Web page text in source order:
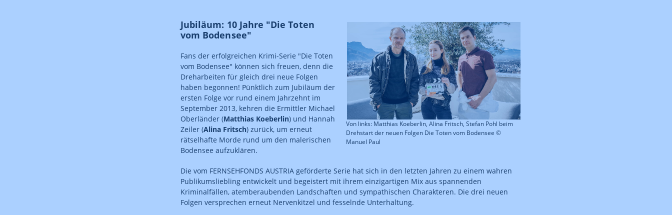
Von links: Matthias Koeberlin, Alina Fritsch, Stefan Pohl beim
Drehstart der neuen Folgen Die Toten vom Bodensee ©
Manuel Paul
Jubiläum: 10 Jahre "Die Toten
vom Bodensee"
Fans der erfolgreichen Krimi-Serie "Die Toten
vom Bodensee" können sich freuen, denn die
Dreharbeiten für gleich drei neue Folgen
haben begonnen! Pünktlich zum Jubiläum der
ersten Folge vor rund einem Jahrzehnt im
September 2013, kehren die Ermittler Michael
Oberländer (Matthias Koeberlin) und Hannah
Zeiler (Alina Fritsch) zurück, um erneut
rätselhafte Morde rund um den malerischen
Bodensee aufzuklären.
Die vom FERNSEHFONDS AUSTRIA geförderte Serie hat sich in den letzten Jahren zu einem wahren
Publikumsliebling entwickelt und begeistert mit ihrem einzigartigen Mix aus spannenden
Kriminalfällen, atemberaubenden Landschaften und sympathischen Charakteren. Die drei neuen
Folgen versprechen erneut Nervenkitzel und fesselnde Unterhaltung.